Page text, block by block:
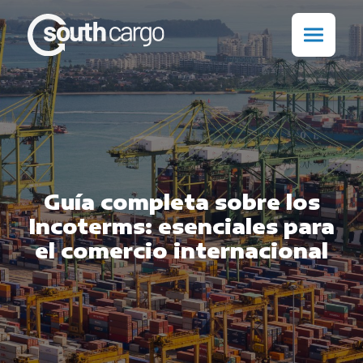
Guía completa sobre los
Incoterms: esenciales para
el comercio internacional